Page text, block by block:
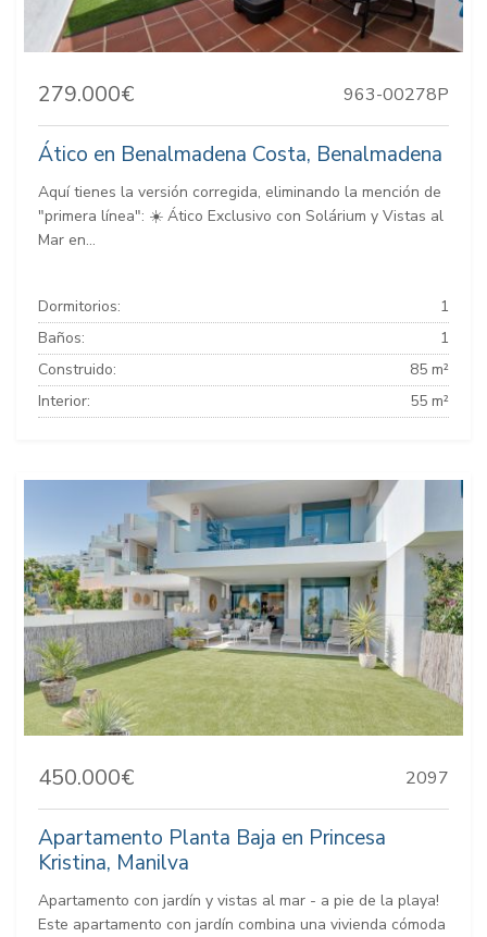
279.000€ 963-00278P
Ático en Benalmadena Costa, Benalmadena
Aquí tienes la versión corregida, eliminando la mención de
"primera línea": ☀️ Ático Exclusivo con Solárium y Vistas al
Mar en...
Dormitorios:
1
Baños:
1
Construido:
85 m²
Interior:
55 m²
450.000€ 2097
Apartamento Planta Baja en Princesa
Kristina, Manilva
Apartamento con jardín y vistas al mar - a pie de la playa!
Este apartamento con jardín combina una vivienda cómoda